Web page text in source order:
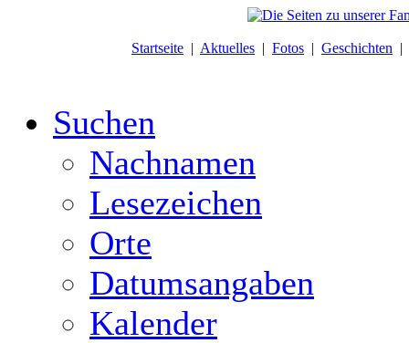
Startseite | Aktuelles | Fotos | Geschichten |
Suchen
Nachnamen
Lesezeichen
Orte
Datumsangaben
Kalender